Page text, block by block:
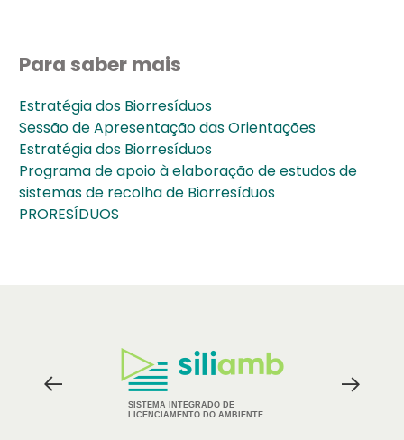
Para saber mais
Estratégia dos Biorresíduos
Sessão de Apresentação das Orientações
Estratégia dos Biorresíduos
Programa de apoio à elaboração de estudos de
sistemas de recolha de Biorresíduos
PRORESÍDUOS
Parceiros
SISTEMA INTEGRADO DE
LICENCIAMENTO DO AMBIENTE